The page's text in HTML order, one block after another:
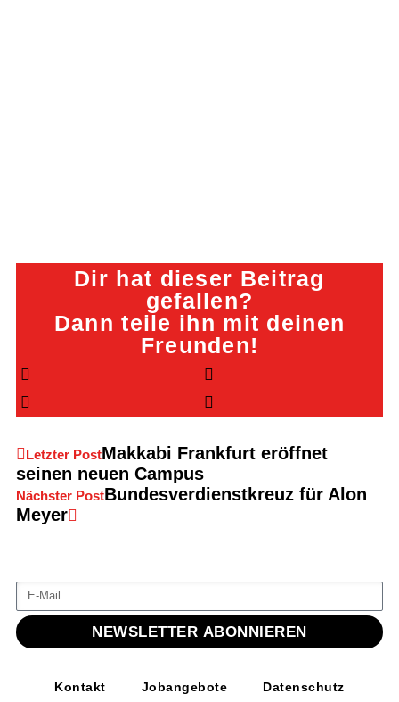
Dir hat dieser Beitrag
gefallen?
Dann teile ihn mit deinen
Freunden!
Letzter PostMakkabi Frankfurt eröffnet
seinen neuen Campus
Nächster PostBundesverdienstkreuz für Alon
Meyer
NEWSLETTER ABONNIEREN
Kontakt Jobangebote Datenschutz